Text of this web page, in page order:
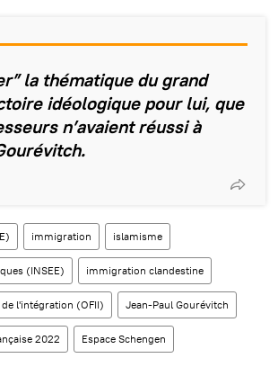
la thématique du grand
idéologique pour lui, que
n’avaient réussi à
immigration islamisme
(INSEE) immigration clandestine
l'intégration (OFII) Jean-Paul Gourévitch
2022 Espace Schengen